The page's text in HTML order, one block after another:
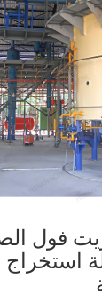
فول